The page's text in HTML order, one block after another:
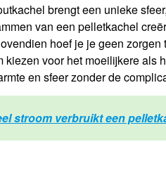
brengt een unieke
van een pelletkachel
hoef je je geen zorgen
kiezen voor het moeilijkere als
en sfeer zonder de
stroom verbruikt een